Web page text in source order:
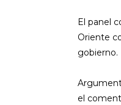
El panel
Oriente
gobierno.
el